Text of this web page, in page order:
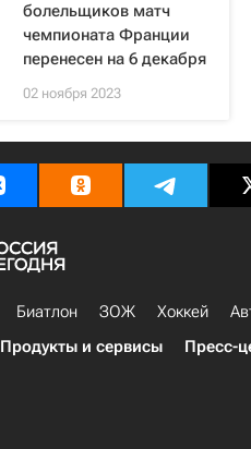
болельщиков матч
чемпионата Франции
перенесен на 6 декабря
02 ноября 2023
Биатлон ЗОЖ Хоккей
Продукты и сервисы Пресс-